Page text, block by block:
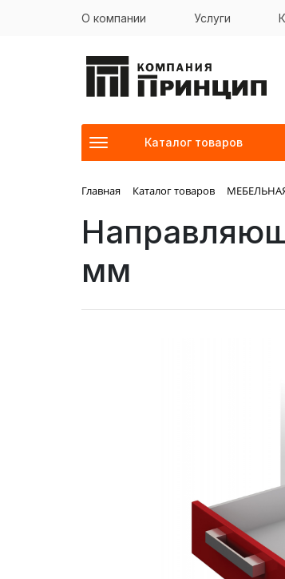
О компании Услуги
Каталог товаров
Главная Каталог товаров
мм